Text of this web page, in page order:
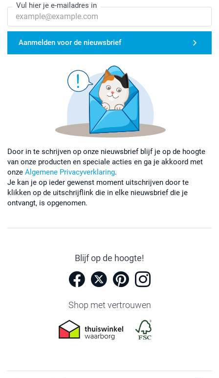
Vul hier je e-mailadres in
Aanmelden voor de nieuwsbrief
Door in te schrijven op onze nieuwsbrief blijf je op de hoogte
van onze producten en speciale acties en ga je akkoord met
onze Algemene Privacyverklaring.
Je kan je op ieder gewenst moment uitschrijven door te
klikken op de uitschrijflink die in elke nieuwsbrief die je
ontvangt, is opgenomen.
Blijf op de hoogte!
Shop met vertrouwen